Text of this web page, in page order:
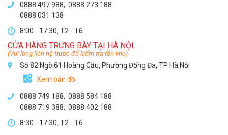
0888 497 988, 0888 273 188
0888 031 138
8:00 - 17:30, T2 - T6
CỬA HÀNG TRƯNG BÀY TẠI HÀ NỘI
(Vui lòng liên hệ trước để kiểm tra tồn kho)
Số 82 Ngõ 61 Hoàng Cầu, Phường Đống Đa, TP Hà Nội
Xem bản đồ
0888 749 188, 0888 584 188
0888 719 388, 0888 402 188
8:30 - 17:30, T2 - T6